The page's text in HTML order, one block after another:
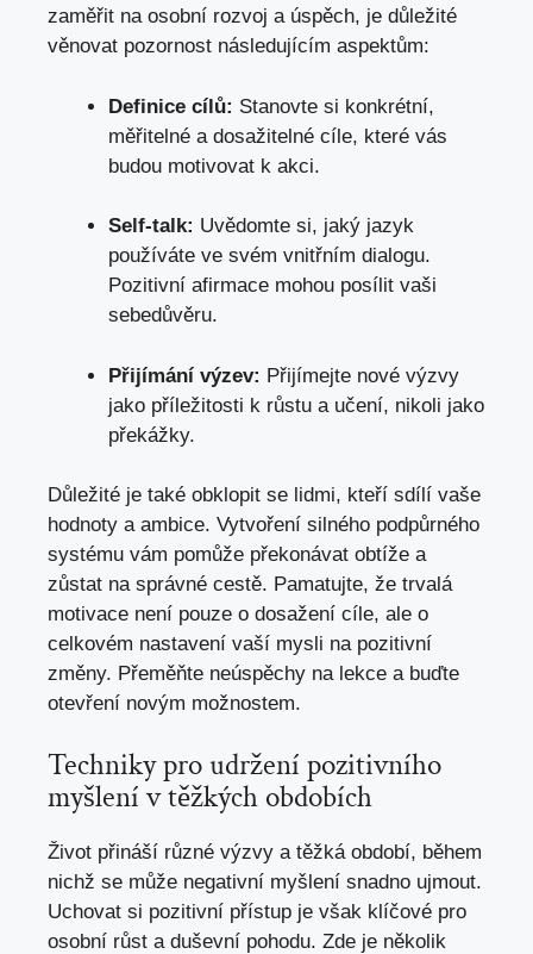
zaměřit na osobní rozvoj a úspěch, je důležité
věnovat pozornost následujícím aspektům:
Definice cílů: Stanovte si konkrétní,
měřitelné a dosažitelné cíle, které vás
budou motivovat k akci.
Self-talk: Uvědomte si, jaký jazyk
používáte ve svém vnitřním dialogu.
Pozitivní afirmace mohou posílit vaši
sebedůvěru.
Přijímání výzev: Přijímejte nové výzvy
jako příležitosti k růstu a učení, nikoli jako
překážky.
Důležité je také obklopit se lidmi, kteří sdílí vaše
hodnoty a ambice. Vytvoření silného podpůrného
systému vám pomůže překonávat obtíže a
zůstat na správné cestě. Pamatujte, že trvalá
motivace není pouze o dosažení cíle, ale o
celkovém nastavení vaší mysli na pozitivní
změny. Přeměňte neúspěchy na lekce a buďte
otevření novým možnostem.
Techniky pro udržení pozitivního
myšlení v těžkých obdobích
Život přináší různé výzvy a těžká období, během
nichž se může negativní myšlení snadno ujmout.
Uchovat si pozitivní přístup je však klíčové pro
osobní růst a duševní pohodu. Zde je několik